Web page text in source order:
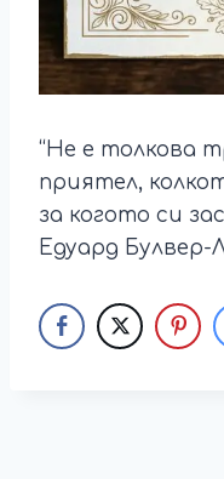
“Не е толкова
приятел,
за когото си
Едуард Булвер-